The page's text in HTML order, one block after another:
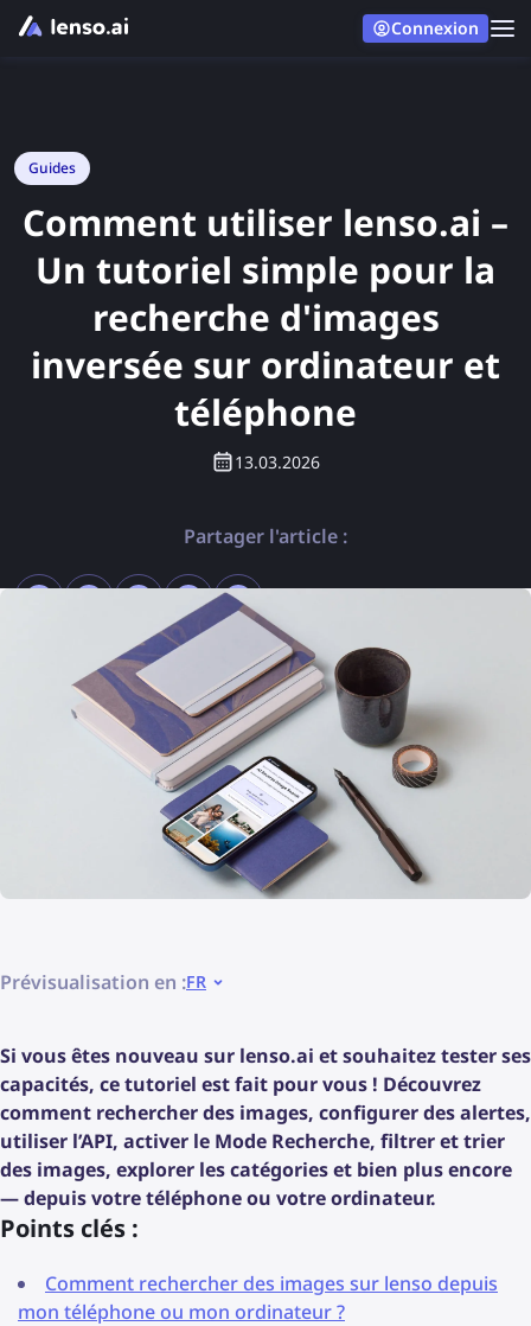
Connexion
Guides
Comment utiliser lenso.ai –
Un tutoriel simple pour la
recherche d'images
inversée sur ordinateur et
téléphone
13.03.2026
Partager l'article :
Prévisualisation en :FR
Si vous êtes nouveau sur lenso.ai et souhaitez tester ses
capacités, ce tutoriel est fait pour vous ! Découvrez
comment rechercher des images, configurer des alertes,
utiliser l’API, activer le Mode Recherche, filtrer et trier
des images, explorer les catégories et bien plus encore
— depuis votre téléphone ou votre ordinateur.
Points clés :
Comment rechercher des images sur lenso depuis
mon téléphone ou mon ordinateur ?